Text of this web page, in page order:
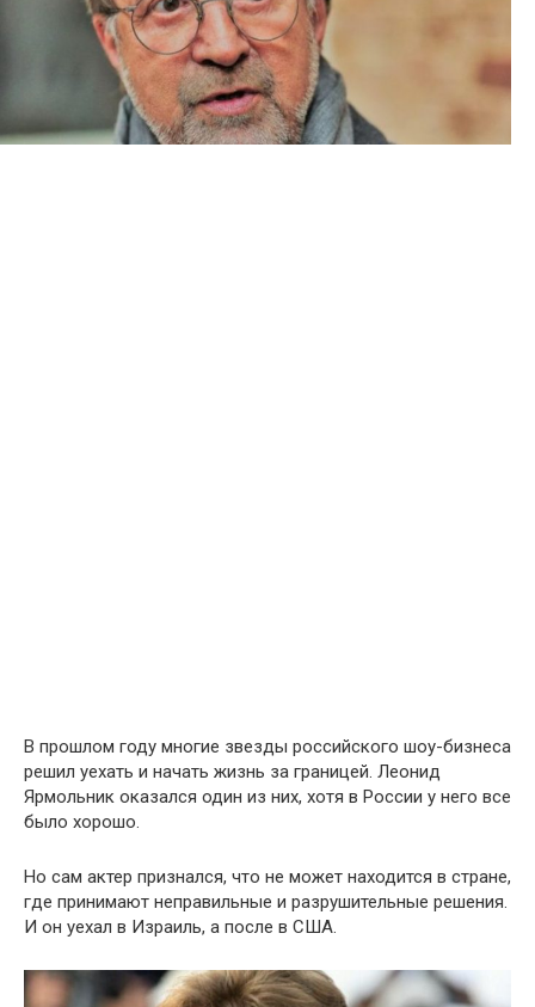
В прошлом году многие звезды российского шоу-бизнеса
решил уехать и начать жизнь за границей. Леонид
Ярмольник оказался один из них, хотя в России у него все
было хорошо.
Но сам актер признался, что не может находится в стране,
где принимают неправильные и разрушительные решения.
И он уехал в Израиль, а после в США.